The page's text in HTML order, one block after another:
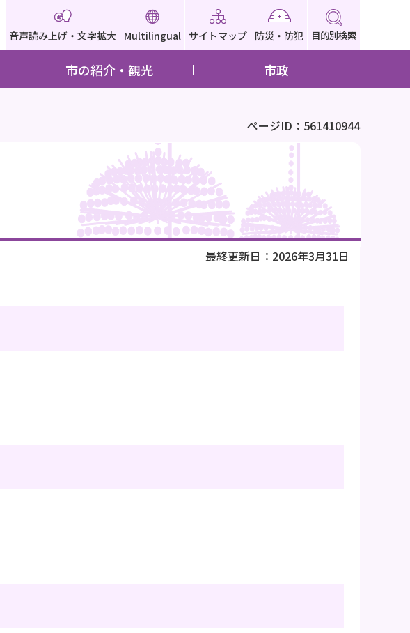
音声読み上げ・文字拡大 Multilingual サイトマップ 防災・防犯 目的別検索
市の紹介・観光 市政
ページID：561410944
最終更新日：2026年3月31日